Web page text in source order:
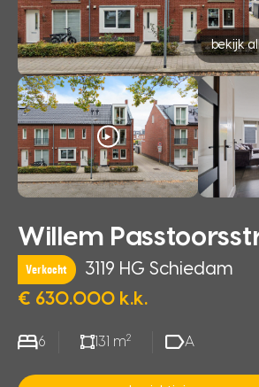
bekijk
Willem
Verkocht
3119 HG Schiedam
€ 630.000 k.k.
6 131 m2 A